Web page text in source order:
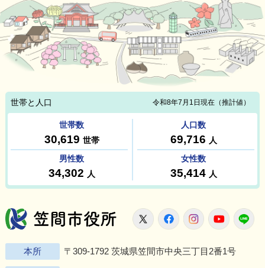
笠間市役所
X FacebookInstagram
本所 〒309-1792 茨城県笠間市中央三丁目2番1号